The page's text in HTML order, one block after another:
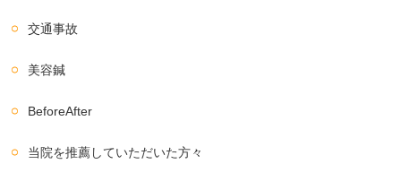
交通事故
美容鍼
BeforeAfter
当院を推薦していただいた方々